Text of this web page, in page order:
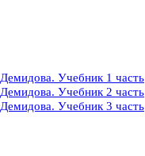
Демидова. Учебник 1 часть
Демидова. Учебник 2 часть
Демидова. Учебник 3 часть